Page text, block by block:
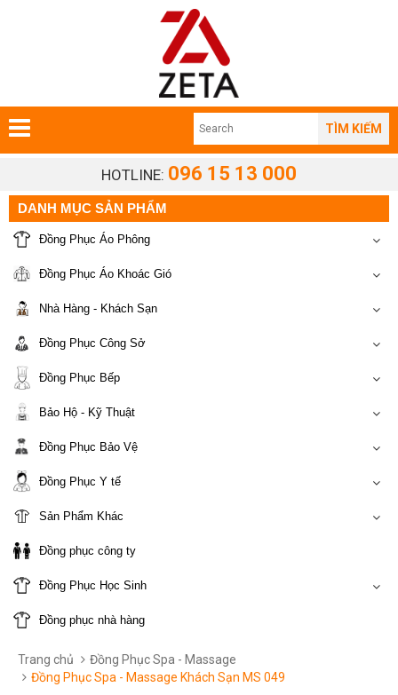
TÌM KIẾM
HOTLINE: 096 15 13 000
DANH MỤC SẢN PHẨM
Đồng Phục Áo Phông
Đồng Phục Áo Khoác Gió
Nhà Hàng - Khách Sạn
Đồng Phục Công Sở
Đồng Phục Bếp
Bảo Hộ - Kỹ Thuật
Đồng Phục Bảo Vệ
Đồng Phục Y tế
Sản Phẩm Khác
Đồng phục công ty
Đồng Phục Học Sinh
Đồng phục nhà hàng
Trang chủ
Đồng Phục Spa - Massage
Đồng Phục Spa - Massage Khách Sạn MS 049